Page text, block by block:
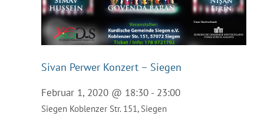
Sivan Perwer Konzert – Siegen
Februar 1, 2020 @ 18:30 - 23:00
Siegen Koblenzer Str. 151, Siegen